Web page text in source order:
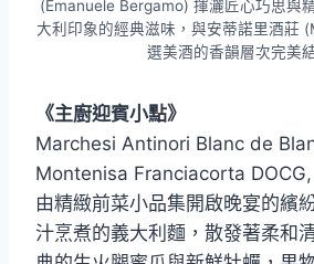
(Emanuele Bergamo) 揮灑匠心巧思與
大利印象的經典滋味，與安蒂諾里酒莊
選美酒的香韻層次完美
《主廚迎賓小點》
Marchesi Antinori Blanc de
Montenisa Franciacorta
由精緻前菜小品集開啟晚宴的繽
汁烹煮的義大利麵，散發著柔和